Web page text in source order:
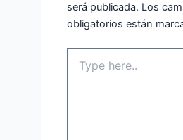
será publicada. Los
obligatorios están
here..